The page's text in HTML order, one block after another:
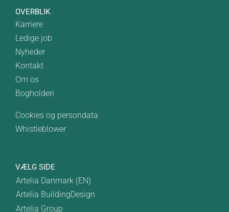
OVERBLIK
Karriere
Ledige job
Nyheder
Kontakt
Om os
Bogholderi
Cookies og persondata
Whistleblower
VÆLG SIDE
Artelia Danmark (EN)
Artelia BuildingDesign
Artelia Group